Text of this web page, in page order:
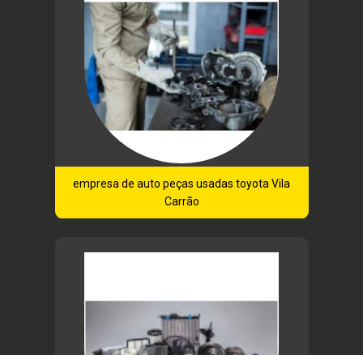
empresa de auto peças usadas toyota Vila
Carrão